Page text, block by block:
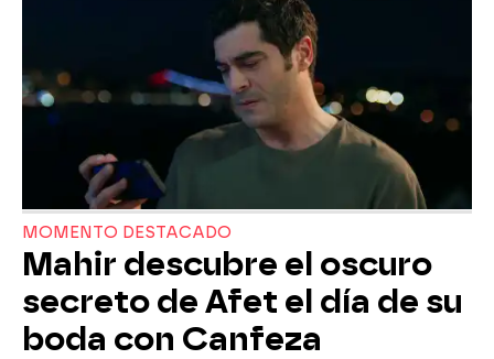
MOMENTO DESTACADO
Mahir descubre el oscuro
secreto de Afet el día de su
boda con Canfeza